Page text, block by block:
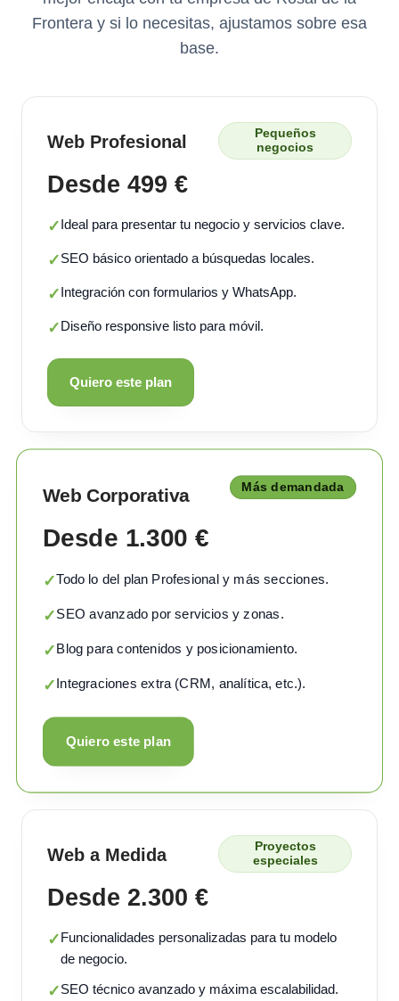
Frontera y si lo necesitas, ajustamos sobre esa
base.
Web Profesional
Pequeños
negocios
Desde 499 €
✓Ideal para presentar tu negocio y servicios clave.
✓SEO básico orientado a búsquedas locales.
✓Integración con formularios y WhatsApp.
✓Diseño responsive listo para móvil.
Quiero este plan
Web Corporativa Más demandada
Desde 1.300 €
✓Todo lo del plan Profesional y más secciones.
✓SEO avanzado por servicios y zonas.
✓Blog para contenidos y posicionamiento.
✓Integraciones extra (CRM, analítica, etc.).
Quiero este plan
Web a Medida
Proyectos
especiales
Desde 2.300 €
✓Funcionalidades personalizadas para tu modelo
de negocio.
✓SEO técnico avanzado y máxima escalabilidad.